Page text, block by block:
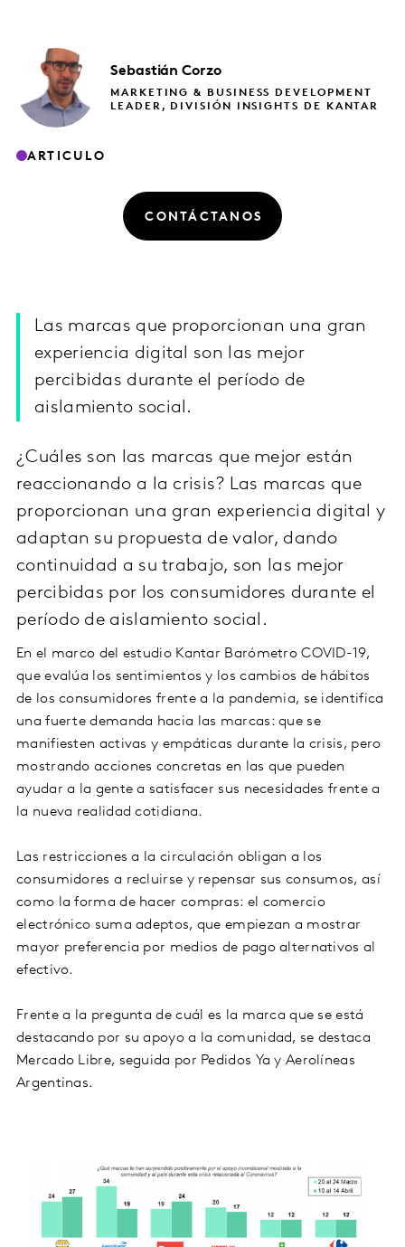
Sebastián Corzo
MARKETING & BUSINESS DEVELOPMENT
LEADER, DIVISIÓN INSIGHTS DE KANTAR
ARTICULO
CONTÁCTANOS
Las marcas que proporcionan una gran
experiencia digital son las mejor
percibidas durante el período de
aislamiento social.
¿Cuáles son las marcas que mejor están
reaccionando a la crisis? Las marcas que
proporcionan una gran experiencia digital y
adaptan su propuesta de valor, dando
continuidad a su trabajo, son las mejor
percibidas por los consumidores durante el
período de aislamiento social.
En el marco del estudio Kantar Barómetro COVID-19,
que evalúa los sentimientos y los cambios de hábitos
de los consumidores frente a la pandemia, se identifica
una fuerte demanda hacia las marcas: que se
manifiesten activas y empáticas durante la crisis, pero
mostrando acciones concretas en las que pueden
ayudar a la gente a satisfacer sus necesidades frente a
la nueva realidad cotidiana.
Las restricciones a la circulación obligan a los
consumidores a recluirse y repensar sus consumos, así
como la forma de hacer compras: el comercio
electrónico suma adeptos, que empiezan a mostrar
mayor preferencia por medios de pago alternativos al
efectivo.
Frente a la pregunta de cuál es la marca que se está
destacando por su apoyo a la comunidad, se destaca
Mercado Libre, seguida por Pedidos Ya y Aerolíneas
Argentinas.